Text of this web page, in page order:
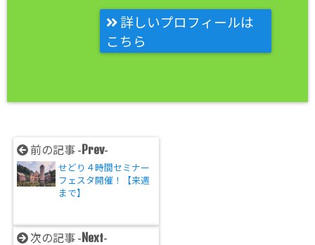
詳しいプロフィールは
こちら
前の記事 -Prev-
せどり４時間セミナー
フェスタ開催！【来週
まで】
次の記事 -Next-